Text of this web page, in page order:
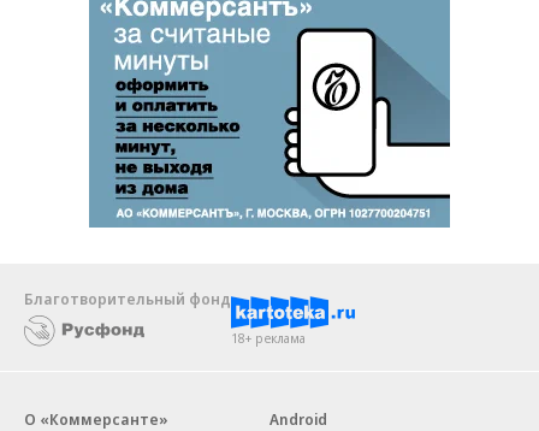
Благотворительный фонд
18+ реклама
О «Коммерсанте»
Android